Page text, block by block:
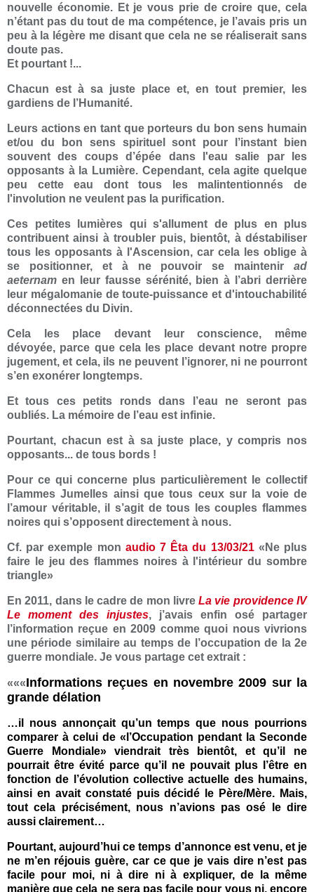
nouvelle économie. Et je vous prie de croire que, cela
n’étant pas du tout de ma compétence, je l’avais pris un
peu à la légère me disant que cela ne se réaliserait sans
doute pas.
Et pourtant !...
Chacun est à sa juste place et, en tout premier, les
gardiens de l’Humanité.
Leurs actions en tant que porteurs du bon sens humain
et/ou du bon sens spirituel sont pour l’instant bien
souvent des coups d’épée dans l'eau salie par les
opposants à la Lumière. Cependant, cela agite quelque
peu cette eau dont tous les malintentionnés de
l'involution ne veulent pas la purification.
Ces petites lumières qui s'allument de plus en plus
contribuent ainsi à troubler puis, bientôt, à déstabiliser
tous les opposants à l'Ascension, car cela les oblige à
se positionner, et à ne pouvoir se maintenir ad
aeternam en leur fausse sérénité, bien à l’abri derrière
leur mégalomanie de toute-puissance et d'intouchabilité
déconnectées du Divin.
Cela les place devant leur conscience, même
dévoyée, parce que cela les place devant notre propre
jugement, et cela, ils ne peuvent l’ignorer, ni ne pourront
s’en exonérer longtemps.
Et tous ces petits ronds dans l’eau ne seront pas
oubliés. La mémoire de l’eau est infinie.
Pourtant, chacun est à sa juste place, y compris nos
opposants... de tous bords !
Pour ce qui concerne plus particulièrement le collectif
Flammes Jumelles ainsi que tous ceux sur la voie de
l’amour véritable, il s’agit de tous les couples flammes
noires qui s’opposent directement à nous.
Cf. par exemple mon audio 7 Êta du 13/03/21«Ne plus
faire le jeu des flammes noires à l'intérieur du sombre
triangle»
En 2011, dans le cadre de mon livreLa vie providence IV
Le moment des injustes, j’avais enfin osé partager
l’information reçue en 2009 comme quoi nous vivrions
une période similaire au temps de l’occupation de la 2e
guerre mondiale. Je vous partage cet extrait :
«««Informations reçues en novembre 2009 sur la
grande délation
…il nous annonçait qu’un temps que nous pourrions
comparer à celui de «l’Occupation pendant la Seconde
Guerre Mondiale» viendrait très bientôt, et qu’il ne
pourrait être évité parce qu’il ne pouvait plus l’être en
fonction de l’évolution collective actuelle des humains,
ainsi en avait constaté puis décidé le Père/Mère. Mais,
tout cela précisément, nous n’avions pas osé le dire
aussi clairement…
Pourtant, aujourd’hui ce temps d’annonce est venu, et je
ne m’en réjouis guère, car ce que je vais dire n’est pas
facile pour moi, ni à dire ni à expliquer, de la même
manière que cela ne sera pas facile pour vous ni, encore